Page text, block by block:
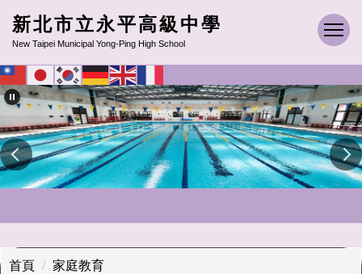
跳
到
主
要
內
容
區
新北市立永平高級中學
New Taipei Municipal Yong-Ping High School
首頁 家庭教育